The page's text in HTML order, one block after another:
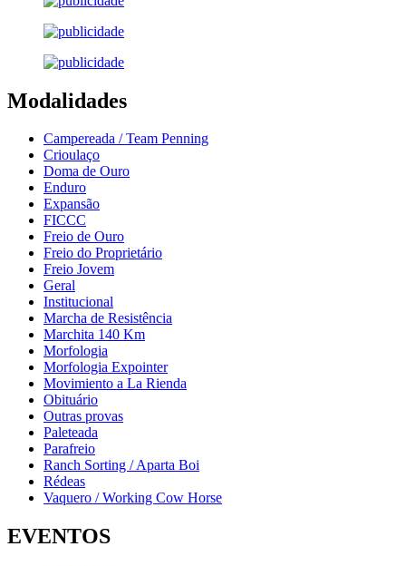
Modalidades
Campereada / Team Penning
Crioulaço
Doma de Ouro
Enduro
Expansão
FICCC
Freio de Ouro
Freio do Proprietário
Freio Jovem
Geral
Institucional
Marcha de Resistência
Marchita 140 Km
Morfologia
Morfologia Expointer
Movimiento a La Rienda
Obituário
Outras provas
Paleteada
Parafreio
Ranch Sorting / Aparta Boi
Rédeas
Vaquero / Working Cow Horse
EVENTOS